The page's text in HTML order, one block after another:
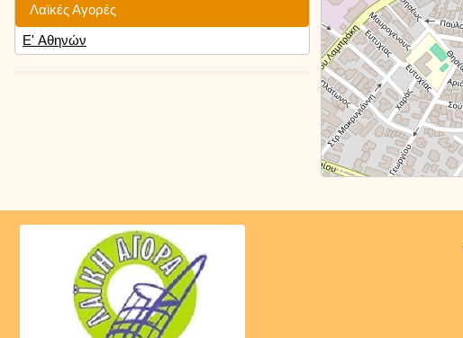
Λαϊκές Αγορές
Ε' Αθηνών